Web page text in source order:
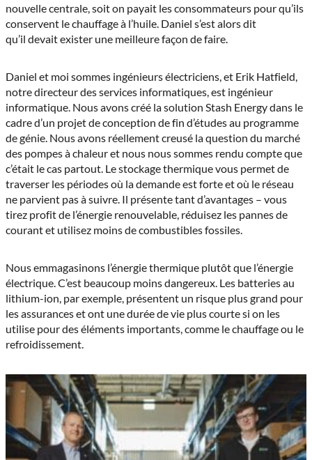
nouvelle centrale, soit on payait les consommateurs pour qu’ils
conservent le chauffage à l’huile. Daniel s’est alors dit
qu’il devait exister une meilleure façon de faire.
Daniel et moi sommes ingénieurs électriciens, et Erik Hatfield,
notre directeur des services informatiques, est ingénieur
informatique. Nous avons créé la solution Stash Energy dans le
cadre d’un projet de conception de fin d’études au programme
de génie. Nous avons réellement creusé la question du marché
des pompes à chaleur et nous nous sommes rendu compte que
c’était le cas partout. Le stockage thermique vous permet de
traverser les périodes où la demande est forte et où le réseau
ne parvient pas à suivre. Il présente tant d’avantages – vous
tirez profit de l’énergie renouvelable, réduisez les pannes de
courant et utilisez moins de combustibles fossiles.
Nous emmagasinons l’énergie thermique plutôt que l’énergie
électrique. C’est beaucoup moins dangereux. Les batteries au
lithium-ion, par exemple, présentent un risque plus grand pour
les assurances et ont une durée de vie plus courte si on les
utilise pour des éléments importants, comme le chauffage ou le
refroidissement.